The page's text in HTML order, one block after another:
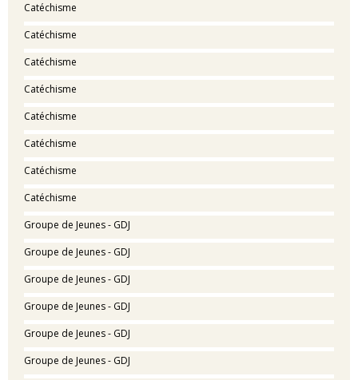
Catéchisme
Catéchisme
Catéchisme
Catéchisme
Catéchisme
Catéchisme
Catéchisme
Catéchisme
Groupe de Jeunes - GDJ
Groupe de Jeunes - GDJ
Groupe de Jeunes - GDJ
Groupe de Jeunes - GDJ
Groupe de Jeunes - GDJ
Groupe de Jeunes - GDJ